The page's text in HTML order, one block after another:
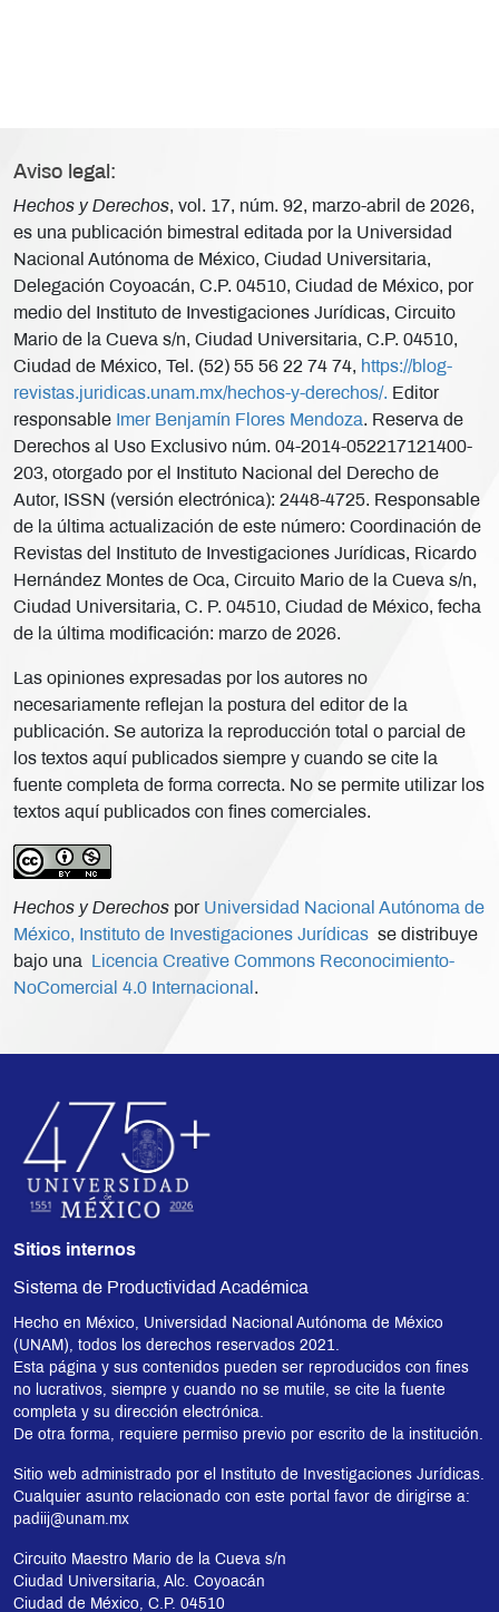
Aviso legal:
Hechos y Derechos, vol. 17, núm. 92, marzo-abril de 2026,
es una publicación bimestral editada por la Universidad
Nacional Autónoma de México, Ciudad Universitaria,
Delegación Coyoacán, C.P. 04510, Ciudad de México, por
medio del Instituto de Investigaciones Jurídicas, Circuito
Mario de la Cueva s/n, Ciudad Universitaria, C.P. 04510,
Ciudad de México, Tel. (52) 55 56 22 74 74, https://blog-
revistas.juridicas.unam.mx/hechos-y-derechos/. Editor
responsable Imer Benjamín Flores Mendoza. Reserva de
Derechos al Uso Exclusivo núm. 04-2014-052217121400-
203, otorgado por el Instituto Nacional del Derecho de
Autor, ISSN (versión electrónica): 2448-4725. Responsable
de la última actualización de este número: Coordinación de
Revistas del Instituto de Investigaciones Jurídicas, Ricardo
Hernández Montes de Oca, Circuito Mario de la Cueva s/n,
Ciudad Universitaria, C. P. 04510, Ciudad de México, fecha
de la última modificación: marzo de 2026.
Las opiniones expresadas por los autores no
necesariamente reflejan la postura del editor de la
publicación. Se autoriza la reproducción total o parcial de
los textos aquí publicados siempre y cuando se cite la
fuente completa de forma correcta. No se permite utilizar los
textos aquí publicados con fines comerciales.
Hechos y Derechos por Universidad Nacional Autónoma de
México, Instituto de Investigaciones Jurídicas se distribuye
bajo una
Licencia Creative Commons Reconocimiento-
NoComercial 4.0 Internacional .
Sitios internos
Sistema de Productividad Académica
Hecho en México, Universidad Nacional Autónoma de México
(UNAM), todos los derechos reservados 2021.
Esta página y sus contenidos pueden ser reproducidos con fines
no lucrativos, siempre y cuando no se mutile, se cite la fuente
completa y su dirección electrónica.
De otra forma, requiere permiso previo por escrito de la institución.
Sitio web administrado por el Instituto de Investigaciones Jurídicas.
Cualquier asunto relacionado con este portal favor de dirigirse a:
padiij@unam.mx
Circuito Maestro Mario de la Cueva s/n
Ciudad Universitaria, Alc. Coyoacán
Ciudad de México, C.P. 04510